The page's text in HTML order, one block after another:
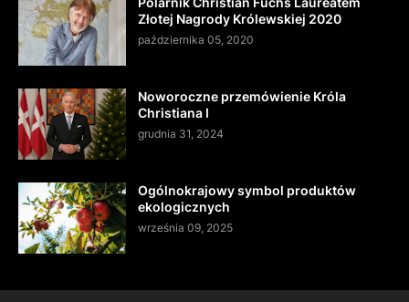
Złotej Nagrody Królewskiej 2020
października 05, 2020
Noworoczne przemówienie Króla
Christiana I
grudnia 31, 2024
Ogólnokrajowy symbol produktów
ekologicznych
września 09, 2025